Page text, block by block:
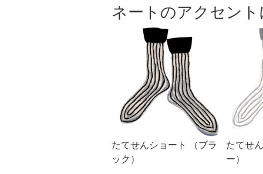
ネートのアクセント
たてせんショート （ブラ
ック）
たてせ
ー）